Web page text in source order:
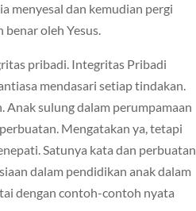
menyesal dan kemudian pergi
oleh Yesus.
pribadi. Integritas Pribadi
mendasari setiap tindakan.
sulung dalam perumpamaan
Mengatakan ya, tetapi
Satunya kata dan perbuatan
dalam pendidikan anak dalam
dengan contoh-contoh nyata